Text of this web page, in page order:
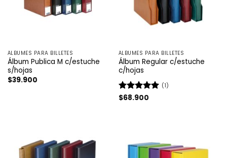
ÁLBUMES PARA BILLETES
Álbum Publica M c/estuche
s/hojas
$39.900
ÁLBUMES PARA BILLETES
Álbum Regular c/estuche
c/hojas
Valorado
(1)
$68.900